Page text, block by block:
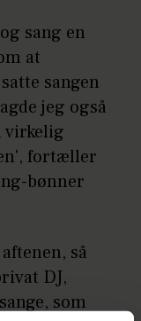
sang en
at
sangen
jeg også
virkelig
fortæller
bønner
så
DJ,
som